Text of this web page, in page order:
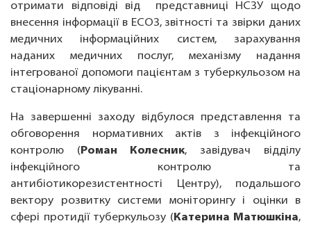
отримати відповіді від представниці НСЗУ щодо
внесення інформації в ЕСОЗ, звітності та звірки даних
медичних інформаційних систем, зарахування
наданих медичних послуг, механізму надання
інтегрованої допомоги пацієнтам з туберкульозом на
стаціонарному лікуванні.
На завершенні заходу відбулося представлення та
обговорення нормативних актів з інфекційного
контролю ( Роман Колесник, завідувач відділу
інфекційного контролю та
антибіотикорезистентності Центру), подальшого
вектору розвитку системи моніторингу і оцінки в
сфері протидії туберкульозу ( Катерина Матюшкіна,